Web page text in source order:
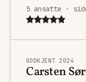
5 ansatte ·
GODKJENT 2024
Carsten